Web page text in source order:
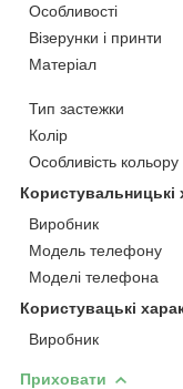
Особливості
Візерунки і принти
Матеріал
Тип застежки
Колір
Особливість кольору
Користувальницькі
Виробник
Модель телефону
Моделі телефона
Користувацькi
Виробник
Приховати